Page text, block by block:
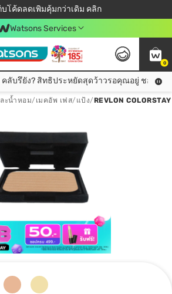
บโค้ดลดเพิ่มคุ้มกว่าเดิม คลิก
ไลน์ครั้งแรก ลดเพิ่มจุก ๆ 10%! 🎉
📦ส่งฟรี! เมื่อชอป 499฿
สมาชิกวัตสัน คลับดียังไง?
Watsons Services
0
มีบัตรสมาชิกวัตสัน คลับรึยัง? สิทธิประหยัดสุดว้าวรอคุณอยู่ ชอปคุ้มกว่าเดิม คลิก!
ลับรึยัง? สิทธิประหยัดสุดว้าวรอคุณอยู่ ชอปคุ้มก
ะน้ำหอม/ เมคอัพ เฟส/ แป้ง/REVLON